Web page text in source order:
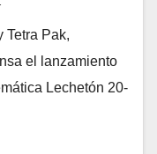
Tetra Pak,
el lanzamiento
Lechetón 20-